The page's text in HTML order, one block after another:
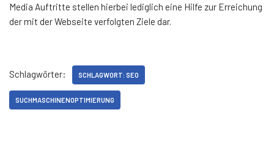
Media Auftritte stellen hierbei lediglich eine Hilfe zur Erreichung
der mit der Webseite verfolgten Ziele dar.
Schlagwörter: SCHLAGWORT: SEO
SUCHMASCHINENOPTIMIERUNG